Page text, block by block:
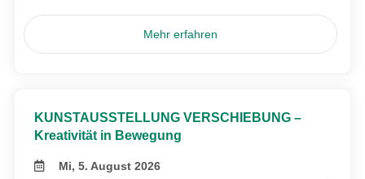
Mehr erfahren
KUNSTAUSSTELLUNG VERSCHIEBUNG –
Kreativität in Bewegung
Mi, 5. August 2026